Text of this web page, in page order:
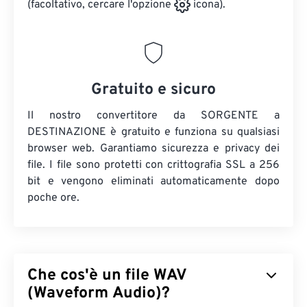
(facoltativo, cercare l'opzione icona).
Gratuito e sicuro
Il nostro convertitore da SORGENTE a
DESTINAZIONE è gratuito e funziona su qualsiasi
browser web. Garantiamo sicurezza e privacy dei
file. I file sono protetti con crittografia SSL a 256
bit e vengono eliminati automaticamente dopo
poche ore.
Che cos'è un file WAV
(Waveform Audio)?